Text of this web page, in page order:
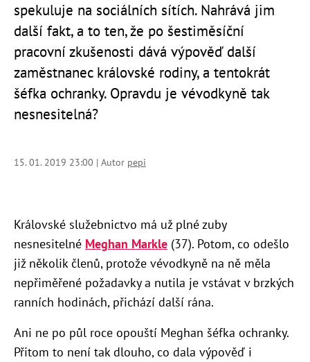
spekuluje na sociálních sítích. Nahrává jim
další fakt, a to ten, že po šestiměsíční
pracovní zkušenosti dává výpověď další
zaměstnanec královské rodiny, a tentokrát
šéfka ochranky. Opravdu je vévodkyně tak
nesnesitelná?
15. 01. 2019 23:00 | Autor pepi
Královské služebnictvo má už plné zuby
nesnesitelné Meghan Markle (37). Potom, co odešlo
již několik členů, protože vévodkyně na ně měla
nepřiměřené požadavky a nutila je vstávat v brzkých
ranních hodinách, přichází další rána.
Ani ne po půl roce opouští Meghan šéfka ochranky.
Přitom to není tak dlouho, co dala výpověď i